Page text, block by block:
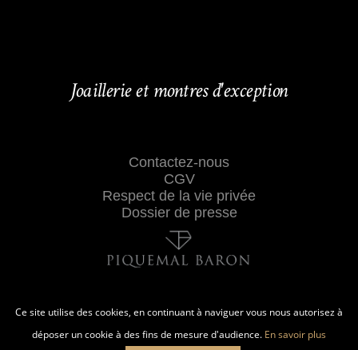
Joaillerie et montres d'exception
Contactez-nous
CGV
Respect de la vie privée
Dossier de presse
Ce site utilise des cookies, en continuant à naviguer vous nous autorisez à
déposer un cookie à des fins de mesure d'audience. En savoir plus